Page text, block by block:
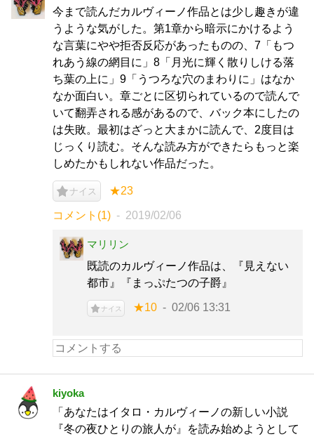
今まで読んだカルヴィーノ作品とは少し趣きが違
うような気がした。第1章から暗示にかけるよう
な言葉にやや拒否反応があったものの、7「もつ
れあう線の網目に」8「月光に輝く散りしける落
ち葉の上に」9「うつろな穴のまわりに」はなか
なか面白い。章ごとに区切られているので読んで
いて翻弄される感があるので、バック本にしたの
は失敗。最初はざっと大まかに読んで、2度目は
じっくり読む。そんな読み方ができたらもっと楽
しめたかもしれない作品だった。
ナイス ★23
コメント(1) 2019/02/06
マリリン
既読のカルヴィーノ作品は、『見えない
都市』『まっぷたつの子爵』
ナイス ★10 02/06 13:31
kiyoka
「あなたはイタロ・カルヴィーノの新しい小説
『冬の夜ひとりの旅人が』を読み始めようとして